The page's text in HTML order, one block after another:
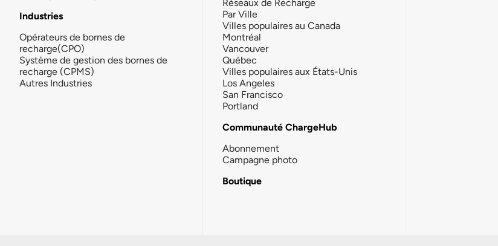
Industries
Opérateurs de bornes de
recharge(CPO)
Système de gestion des bornes de
recharge (CPMS)
Autres Industries
Réseaux de Recharge
Par Ville
Villes populaires au Canada
Montréal
Vancouver
Québec
Villes populaires aux États-Unis
Los Angeles
San Francisco
Portland
Communauté ChargeHub
Abonnement
Campagne photo
Boutique